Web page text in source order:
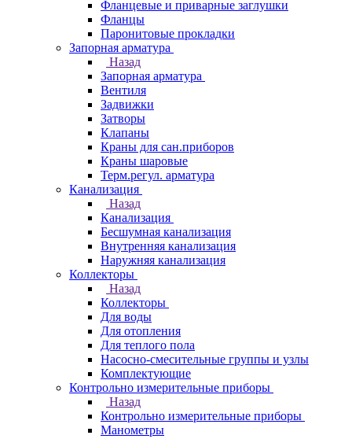
Фланцевые и приварные заглушки
Фланцы
Паронитовые прокладки
Запорная арматура
Назад
Запорная арматура
Вентиля
Задвижки
Затворы
Клапаны
Краны для сан.приборов
Краны шаровые
Терм.регул. арматура
Канализация
Назад
Канализация
Бесшумная канализация
Внутренняя канализация
Наружняя канализация
Коллекторы
Назад
Коллекторы
Для воды
Для отопления
Для теплого пола
Насосно-смесительные группы и узлы
Комплектующие
Контрольно измерительные приборы
Назад
Контрольно измерительные приборы
Манометры